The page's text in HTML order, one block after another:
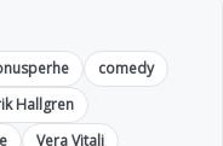
comedy
Hallgren
Vera Vitali